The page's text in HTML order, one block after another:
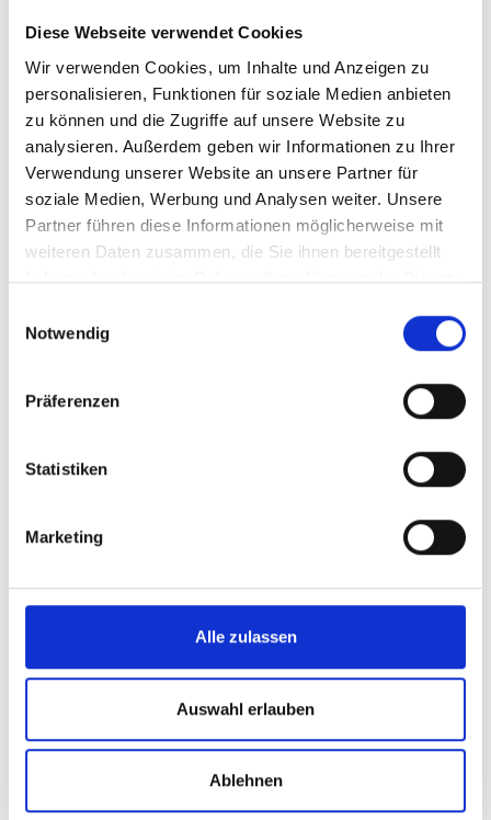
Diese Webseite verwendet Cookies
Wir verwenden Cookies, um Inhalte und Anzeigen zu
personalisieren, Funktionen für soziale Medien anbieten
zu können und die Zugriffe auf unsere Website zu
analysieren. Außerdem geben wir Informationen zu Ihrer
Verwendung unserer Website an unsere Partner für
soziale Medien, Werbung und Analysen weiter. Unsere
Partner führen diese Informationen möglicherweise mit
weiteren Daten zusammen, die Sie ihnen bereitgestellt
haben oder die sie im Rahmen Ihrer Nutzung der Dienste
Notwendig
Präferenzen
Statistiken
Marketing
Alle zulassen
Auswahl erlauben
Ablehnen
Schutzhütte Martellerhütte
Karte & Höhenprofil
Impressionen